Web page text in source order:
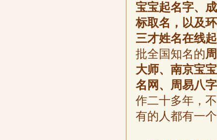
宝宝起名字、
标取名，以及
三才姓名在线
批全国知名的
大师、南京宝
名网、周易八
作二十多年，
有的人都有一